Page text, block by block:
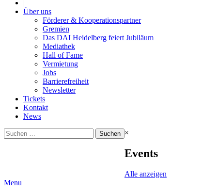
|
Über uns
Förderer & Kooperationspartner
Gremien
Das DAI Heidelberg feiert Jubiläum
Mediathek
Hall of Fame
Vermietung
Jobs
Barrierefreiheit
Newsletter
Tickets
Kontakt
News
Suchen
nach:
×
Events
Alle anzeigen
Menu